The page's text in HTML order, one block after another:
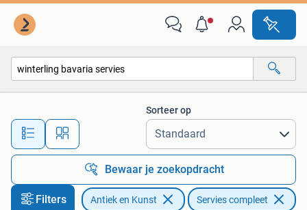
Alle afstanden…
Sorteer op
Bewaar je zoekopdracht
Filters Antiek en Kunst Servies compleet